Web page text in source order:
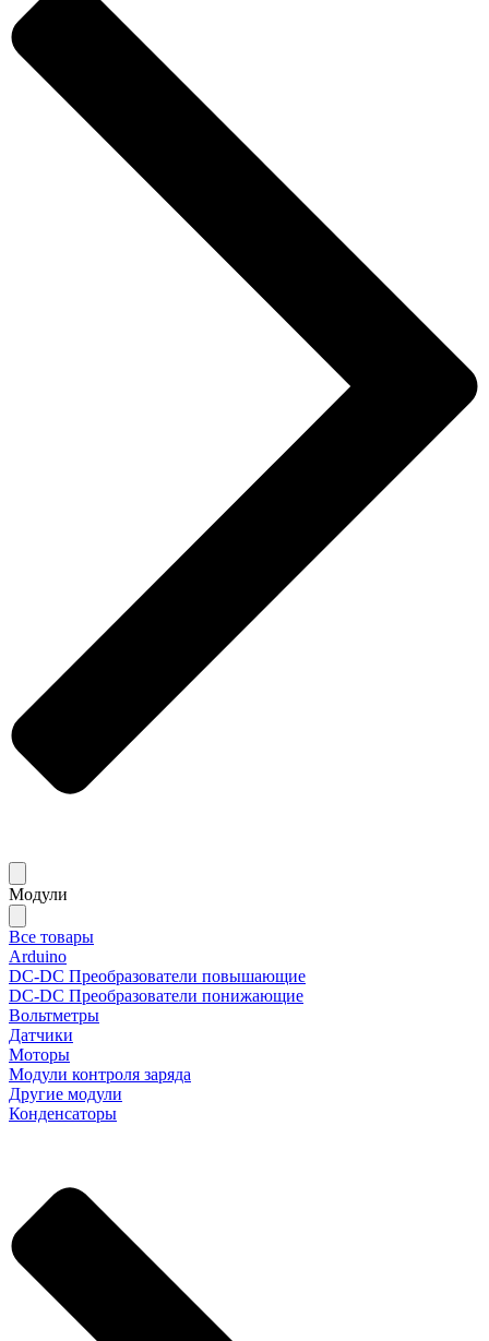
Модули
Все товары
Arduino
DC-DC Преобразователи повышающие
DC-DC Преобразователи понижающие
Вольтметры
Датчики
Моторы
Модули контроля заряда
Другие модули
Конденсаторы